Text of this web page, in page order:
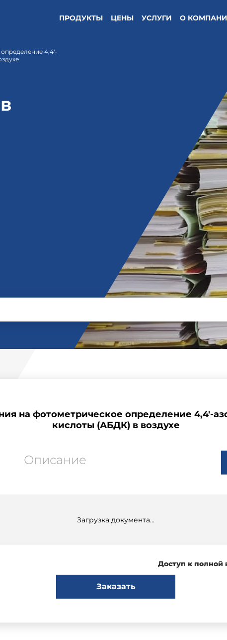
ПРОДУКТЫ ЦЕНЫ УСЛУГИ О
4,4'-
на фотометрическое определение 4,4'-
кислоты (АБДК) в воздухе
Описание
Загрузка документа...
Доступ к полной
Заказать